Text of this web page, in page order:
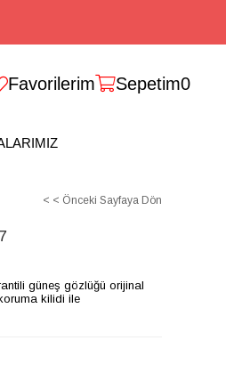
Favorilerim Sepetim0
< < Önceki Sayfaya Dön
güneş gözlüğü orijinal
kilidi ile